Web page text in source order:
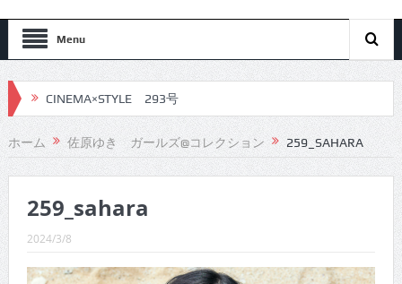
Menu
CINEMA×STYLE 293号
CINEMA×STYLE 292号
CINEMA×STYLE 291号
CINEMA×STYLE 290号
CINEMA×STYLE 289号
CINEMA×STYLE 288号
ホーム 佐原ゆき ガールズ@コレクション 259_SAHARA
259_sahara
2024/3/8